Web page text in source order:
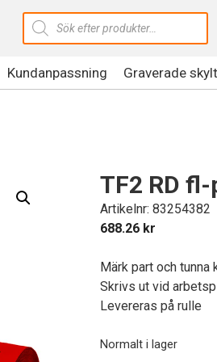
Produktsökning
Kundanpassning Graverade
TF2 RD
Artikelnr: 83254382
688.26 kr
Märk part och tunna
Skrivs ut vid
Levereras på rulle
Normalt i lager